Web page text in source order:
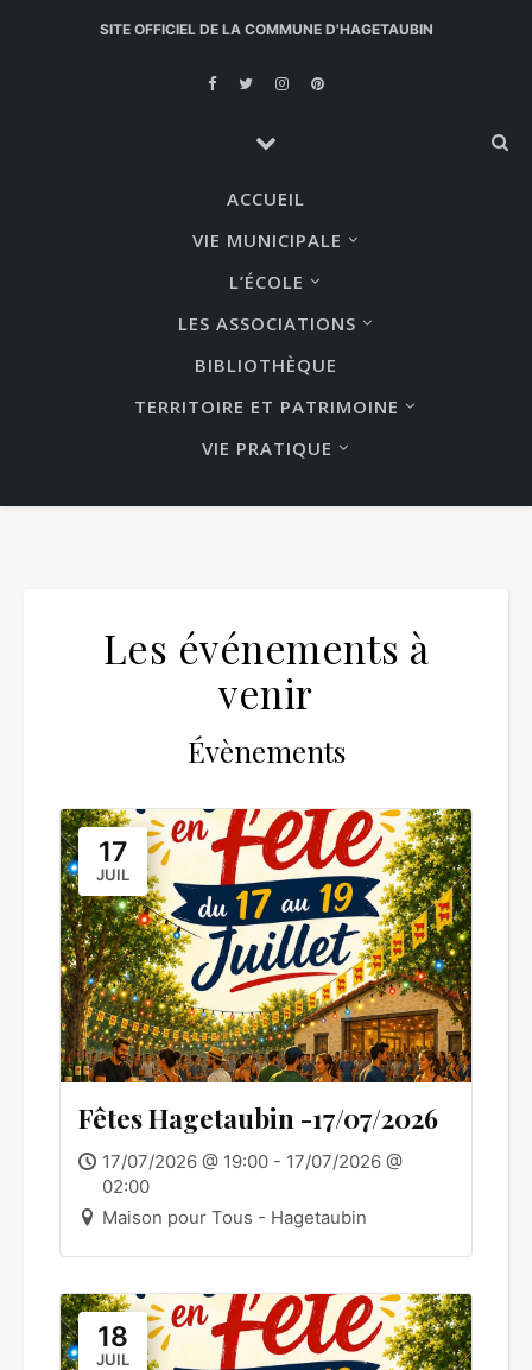
SITE OFFICIEL DE LA COMMUNE D'HAGETAUBIN
ACCUEIL
VIE MUNICIPALE
L’ÉCOLE
LES ASSOCIATIONS
BIBLIOTHÈQUE
TERRITOIRE ET PATRIMOINE
VIE PRATIQUE
Les événements à
venir
Évènements
17
JUIL
Fêtes Hagetaubin -17/07/2026
17/07/2026 @ 19:00 - 17/07/2026 @
02:00
Maison pour Tous - Hagetaubin
18
JUIL